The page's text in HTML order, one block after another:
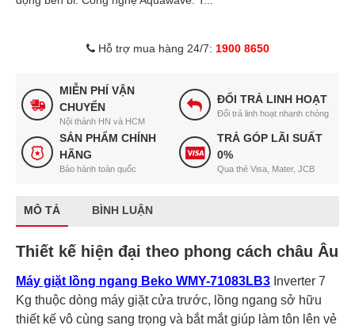
Hỗ trợ mua hàng 24/7: 1900 8650
MIỄN PHÍ VẬN
CHUYỂN
Nội thành HN và HCM
ĐỔI TRẢ LINH HOẠT
Đổi trả linh hoạt nhanh chóng
SẢN PHẨM CHÍNH
HÃNG
Bảo hành toàn quốc
TRẢ GÓP LÃI SUẤT
0%
Qua thẻ Visa, Mater, JCB
MÔ TẢ BÌNH LUẬN
Thiết kế hiện đại theo phong cách châu Âu
Máy giặt lồng ngang Beko WMY-71083LB3 Inverter 7
Kg thuộc dòng máy giặt cửa trước, lồng ngang sở hữu
thiết kế vô cùng sang trọng và bắt mắt giúp làm tôn lên vẻ